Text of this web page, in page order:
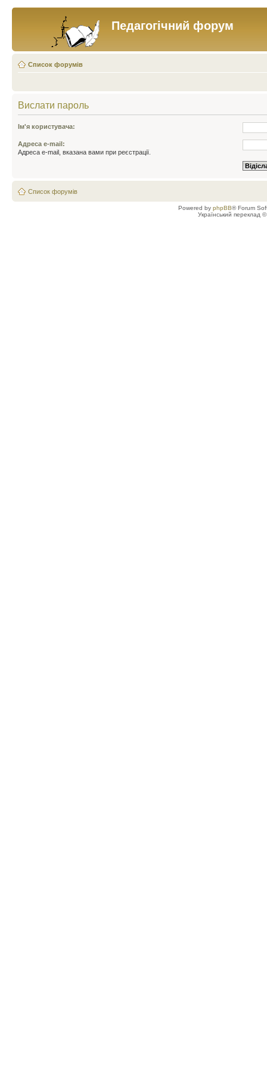
Педагогічний форум
Список форумів
Вислати пароль
Ім'я користувача:
Адреса e-mail:
Адреса e-mail, вказана вами при реєстрації.
Список форумів
Powered by phpBB® Forum
Український переклад